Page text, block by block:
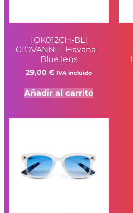
[OK012CH-BL]
GIOVANNI – Havana –
Blue lens
29,00 € IVA incluido
Añadir al carrito